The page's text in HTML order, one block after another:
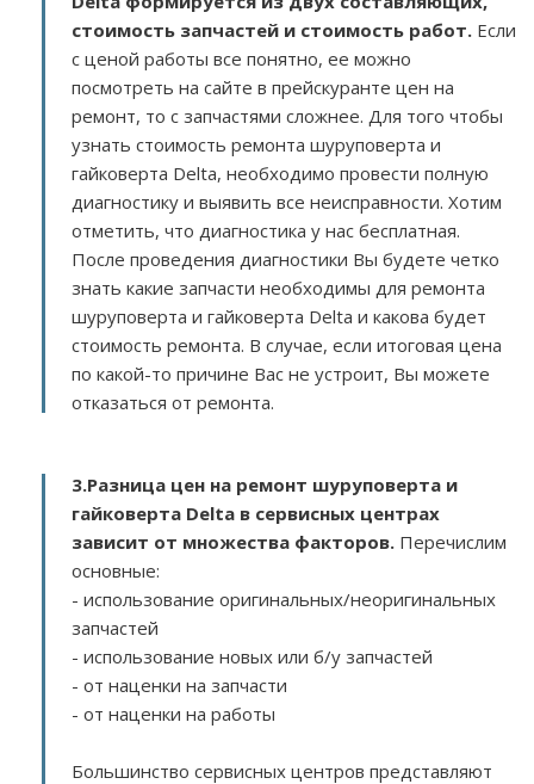
стоимость запчастей и стоимость работ. Если
с ценой работы все понятно, ее можно
посмотреть на сайте в прейскуранте цен на
ремонт, то с запчастями сложнее. Для того чтобы
узнать стоимость ремонта шуруповерта и
гайковерта Delta, необходимо провести полную
диагностику и выявить все неисправности. Хотим
отметить, что диагностика у нас бесплатная.
После проведения диагностики Вы будете четко
знать какие запчасти необходимы для ремонта
шуруповерта и гайковерта Delta и какова будет
стоимость ремонта. В случае, если итоговая цена
по какой-то причине Вас не устроит, Вы можете
отказаться от ремонта.
3.Разница цен на ремонт шуруповерта и
гайковерта Delta в сервисных центрах
зависит от множества факторов. Перечислим
основные:
- использование оригинальных/неоригинальных
запчастей
- использование новых или б/у запчастей
- от наценки на запчасти
- от наценки на работы
Большинство сервисных центров представляют